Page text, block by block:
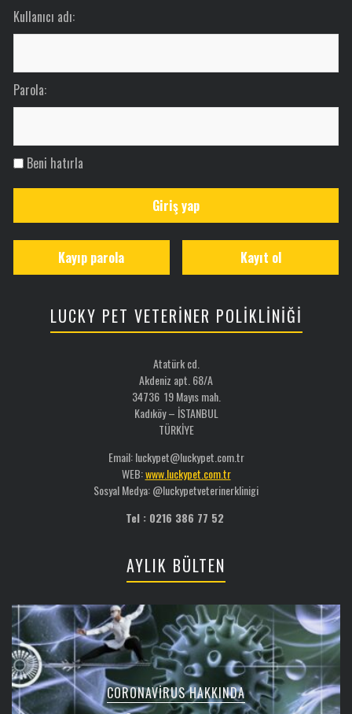
Kullanıcı adı:
Parola:
Beni hatırla
Giriş yap
Kayıt ol
Kayıp parola
LUCKY PET VETERİNER POLİKLİNİĞİ
Atatürk cd.
Akdeniz apt. 68/A
34736 19 Mayıs mah.
Kadıköy – İSTANBUL
TÜRKİYE
Email: luckypet@luckypet.com.tr
WEB:www.luckypet.com.tr
Sosyal Medya: @luckypetveterinerklinigi
Tel : 0216 386 77 52
AYLIK BÜLTEN
CORONAVIRUS HAKKINDA